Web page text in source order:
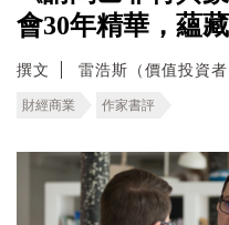
會30年精華，蘊
撰文 雷浩斯（價值投資者
財經商業 作家書評